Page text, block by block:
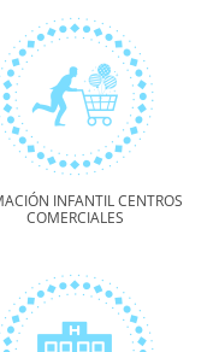
INFANTIL CENTROS
COMERCIALES